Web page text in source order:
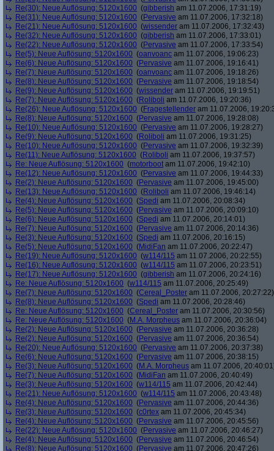
Re(30): Neue Auflösung: 5120x1600 (gibberish am 11.07.2006, 17:31:19)
Re(31): Neue Auflösung: 5120x1600 (Pervasive am 11.07.2006, 17:32:18)
Re(21): Neue Auflösung: 5120x1600 (wissender am 11.07.2006, 17:32:43)
Re(32): Neue Auflösung: 5120x1600 (gibberish am 11.07.2006, 17:33:01)
Re(22): Neue Auflösung: 5120x1600 (Pervasive am 11.07.2006, 17:33:54)
Re(5): Neue Auflösung: 5120x1600 (oanvoanc am 11.07.2006, 19:06:23)
Re(6): Neue Auflösung: 5120x1600 (Pervasive am 11.07.2006, 19:16:41)
Re(7): Neue Auflösung: 5120x1600 (oanvoanc am 11.07.2006, 19:18:26)
Re(8): Neue Auflösung: 5120x1600 (Pervasive am 11.07.2006, 19:18:54)
Re(9): Neue Auflösung: 5120x1600 (wissender am 11.07.2006, 19:19:51)
Re(7): Neue Auflösung: 5120x1600 (Roliboli am 11.07.2006, 19:20:36)
Re(26): Neue Auflösung: 5120x1600 (Fragestellender am 11.07.2006,
Re(8): Neue Auflösung: 5120x1600 (Pervasive am 11.07.2006, 19:28:08)
Re(10): Neue Auflösung: 5120x1600 (Pervasive am 11.07.2006, 19:28:27)
Re(9): Neue Auflösung: 5120x1600 (Roliboli am 11.07.2006, 19:31:25)
Re(10): Neue Auflösung: 5120x1600 (Pervasive am 11.07.2006, 19:32:39)
Re(11): Neue Auflösung: 5120x1600 (Roliboli am 11.07.2006, 19:37:57)
Re: Neue Auflösung: 5120x1600 (motorboot am 11.07.2006, 19:42:10)
Re(12): Neue Auflösung: 5120x1600 (Pervasive am 11.07.2006, 19:44:33)
Re(2): Neue Auflösung: 5120x1600 (Pervasive am 11.07.2006, 19:45:00)
Re(13): Neue Auflösung: 5120x1600 (Roliboli am 11.07.2006, 19:46:14)
Re(4): Neue Auflösung: 5120x1600 (Spedi am 11.07.2006, 20:08:34)
Re(5): Neue Auflösung: 5120x1600 (Pervasive am 11.07.2006, 20:09:10)
Re(6): Neue Auflösung: 5120x1600 (Spedi am 11.07.2006, 20:14:01)
Re(7): Neue Auflösung: 5120x1600 (Pervasive am 11.07.2006, 20:14:36)
Re(3): Neue Auflösung: 5120x1600 (Spedi am 11.07.2006, 20:16:15)
Re(5): Neue Auflösung: 5120x1600 (MidiFan am 11.07.2006, 20:22:47)
Re(19): Neue Auflösung: 5120x1600 (w114/115 am 11.07.2006, 20:22:55)
Re(16): Neue Auflösung: 5120x1600 (w114/115 am 11.07.2006, 20:23:51)
Re(17): Neue Auflösung: 5120x1600 (gibberish am 11.07.2006, 20:24:16)
Re: Neue Auflösung: 5120x1600 (w114/115 am 11.07.2006, 20:25:49)
Re(7): Neue Auflösung: 5120x1600 (Cereal_Poster am 11.07.2006, 20:27:22)
Re(8): Neue Auflösung: 5120x1600 (Spedi am 11.07.2006, 20:28:46)
Re: Neue Auflösung: 5120x1600 (Cereal_Poster am 11.07.2006, 20:30:56)
Re: Neue Auflösung: 5120x1600 (M.A. Morpheus am 11.07.2006, 20:36:04)
Re(2): Neue Auflösung: 5120x1600 (Pervasive am 11.07.2006, 20:36:28)
Re(2): Neue Auflösung: 5120x1600 (Pervasive am 11.07.2006, 20:36:54)
Re(20): Neue Auflösung: 5120x1600 (Pervasive am 11.07.2006, 20:37:38)
Re(6): Neue Auflösung: 5120x1600 (Pervasive am 11.07.2006, 20:38:15)
Re(3): Neue Auflösung: 5120x1600 (M.A. Morpheus am 11.07.2006,
Re(7): Neue Auflösung: 5120x1600 (MidiFan am 11.07.2006, 20:40:49)
Re(3): Neue Auflösung: 5120x1600 (w114/115 am 11.07.2006, 20:42:44)
Re(21): Neue Auflösung: 5120x1600 (w114/115 am 11.07.2006, 20:43:48)
Re(4): Neue Auflösung: 5120x1600 (Pervasive am 11.07.2006, 20:44:36)
Re(3): Neue Auflösung: 5120x1600 (c0rtex am 11.07.2006, 20:45:34)
Re(4): Neue Auflösung: 5120x1600 (Pervasive am 11.07.2006, 20:45:56)
Re(22): Neue Auflösung: 5120x1600 (Pervasive am 11.07.2006, 20:46:27)
Re(4): Neue Auflösung: 5120x1600 (Pervasive am 11.07.2006, 20:46:54)
Re(8): Neue Auflösung: 5120x1600 (Pervasive am 11.07.2006, 20:47:26)